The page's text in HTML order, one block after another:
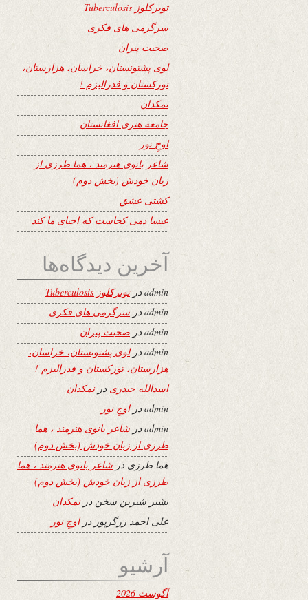
توبرکلوز Tuberculosis
سرگرمی های فکری
صحبت پیران
لوی پشتونستان، خراسان، هزارستان،
تورکستان و فدرالیزم !
نمکدان
جامعه هنری افغانستان
اوجِ نور
شاعر بانوی هنرمند ، هما طرزی از
زبان خودش (بخش دوم)
کشتی عشق
عیسا دمی کجاست که احیای ما کند
آخرین دیدگاه‌ها
adminدرتوبرکلوز Tuberculosis
admin در سرگرمی های فکری
admin در صحبت پیران
adminدرلوی پشتونستان، خراسان،
هزارستان، تورکستان و فدرالیزم !
اسدالله حیدری درنمکدان
adminدراوجِ نور
adminدر شاعر بانوی هنرمند ، هما
طرزی از زبان خودش (بخش دوم)
هما طرزی در شاعر بانوی هنرمند ، هما
طرزی از زبان خودش (بخش دوم)
بشیر شیرین سخن درنمکدان
علی احمد زرگرپور دراوجِ نور
آرشیو
آگوست 2026